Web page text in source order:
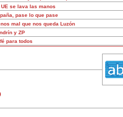
UE se lava las manos
pase lo que pase
mal que nos queda Luzón
y ZP
para todos